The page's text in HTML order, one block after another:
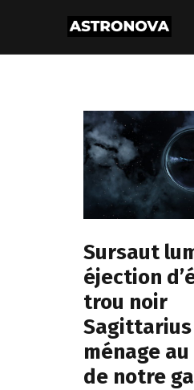
Sursaut
éjection
trou noir
ménage
de notre